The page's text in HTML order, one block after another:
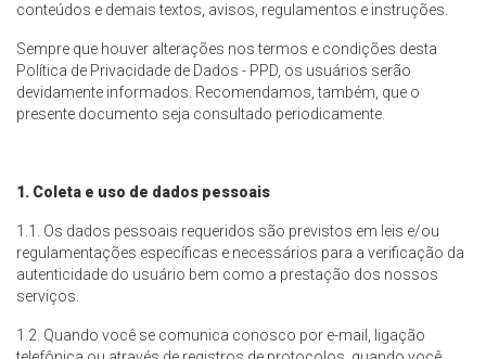
conteúdos e demais textos, avisos, regulamentos e instruções.
Sempre que houver alterações nos termos e condições desta
Política de Privacidade de Dados - PPD, os usuários serão
devidamente informados. Recomendamos, também, que o
presente documento seja consultado periodicamente.
1. Coleta e uso de dados pessoais
1.1. Os dados pessoais requeridos são previstos em leis e/ou
regulamentações específicas e necessários para a verificação da
autenticidade do usuário bem como a prestação dos nossos
serviços.
1.2. Quando você se comunica conosco por e-mail, ligação